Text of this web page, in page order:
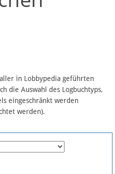
in Lobbypedia geführten
die Auswahl des Logbuchtyps,
eingeschränkt werden
werden).